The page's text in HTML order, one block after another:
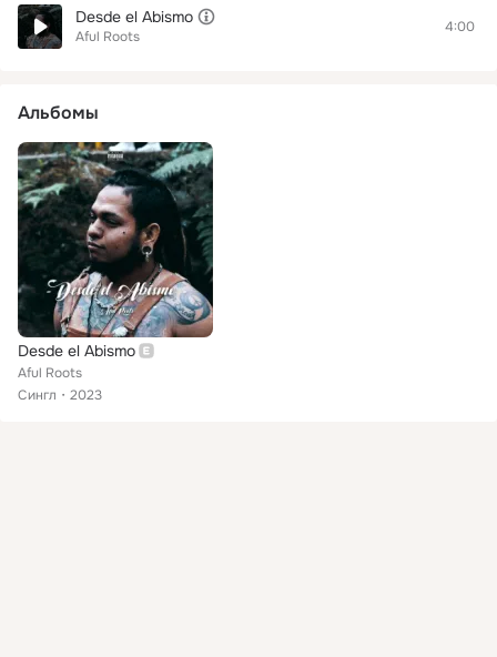
Desde el Abismo
Aful Roots
4:00
Альбомы
Desde el Abismo
Aful Roots
Сингл
2023